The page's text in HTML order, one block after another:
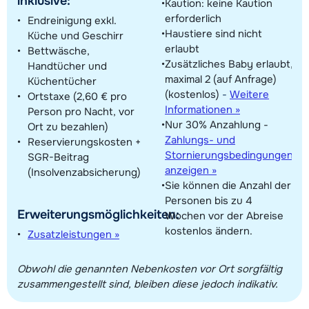
Endreinigung exkl.
Küche und Geschirr
Bettwäsche,
Handtücher und
Küchentücher
Ortstaxe (2,60 € pro
Person pro Nacht, vor
Ort zu bezahlen)
Reservierungskosten +
SGR-Beitrag
(Insolvenzabsicherung)
Erweiterungsmöglichkeiten:
Zusatzleistungen »
Kaution: keine Kaution
erforderlich
Haustiere sind nicht
erlaubt
Zusätzliches Baby erlaubt,
maximal 2 (auf Anfrage)
(kostenlos) - Weitere
Informationen »
Nur 30% Anzahlung -
Zahlungs- und
Stornierungsbedingungen
anzeigen »
Sie können die Anzahl der
Personen bis zu 4
Wochen vor der Abreise
kostenlos ändern.
Obwohl die genannten Nebenkosten vor Ort sorgfältig
zusammengestellt sind, bleiben diese jedoch indikativ.